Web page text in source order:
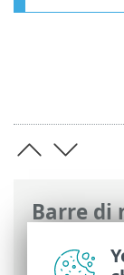
Barre di
Guida